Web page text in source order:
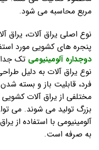
مربع محاسبه می شود.
نوع اصلی‌ یراق آلات،
پنجره‌ های کشویی مورد
دوجداره آلومینیومی تک
نوع یراق آلات به دلیل
فرد، قابلیت باز و بسته
مختلفی از یراق آلات
بزرگ تولید می شوند. می
آلومینیومی با استفاده از
به صرفه است.